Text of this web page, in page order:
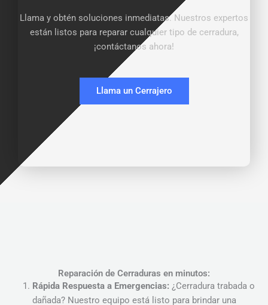
Llama y obtén soluciones inmediatas. Nuestros expertos
están listos para reparar cualquier tipo de cerradura,
¡contáctanos ahora!
Llama un Cerrajero
Reparación de Cerraduras en minutos:
Rápida Respuesta a Emergencias: ¿Cerradura trabada o
dañada? Nuestro equipo está listo para brindar una